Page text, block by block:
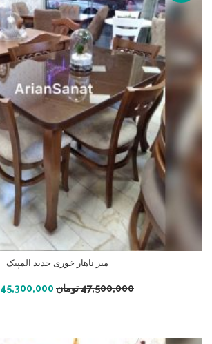
میز ناهار خوری جدید المپیک
47,500,000تومان 45,300,000
افزودن به سبد خرید